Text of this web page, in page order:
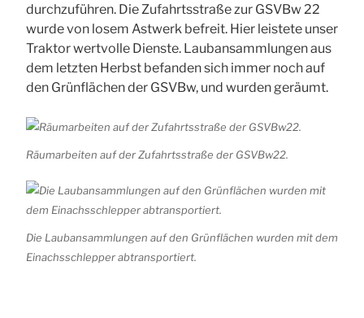
durchzuführen. Die Zufahrtsstraße zur GSVBw 22
wurde von losem Astwerk befreit. Hier leistete unser
Traktor wertvolle Dienste. Laubansammlungen aus
dem letzten Herbst befanden sich immer noch auf
den Grünflächen der GSVBw, und wurden geräumt.
Räumarbeiten auf der Zufahrtsstraße der GSVBw22.
Die Laubansammlungen auf den Grünflächen wurden mit dem
Einachsschlepper abtransportiert.